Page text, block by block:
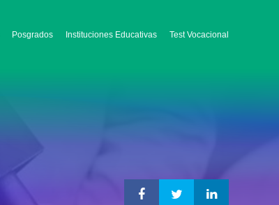
Posgrados Instituciones Educativas Test Vocacional